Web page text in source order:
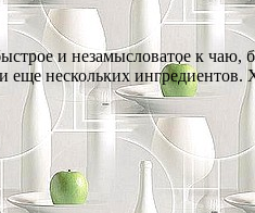
и незамысловатое к чаю,
еще нескольких